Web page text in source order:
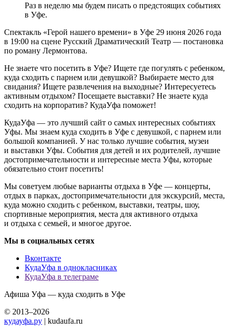
Раз в неделю мы будем писать о предстоящих событиях
в Уфе.
Спектакль «Герой нашего времени» в Уфе 29 июня 2026 года
в 19:00 на сцене Русский Драматический Театр — постановка
по роману Лермонтова.
Не знаете что посетить в Уфе? Ищете где погулять с ребенком,
куда сходить с парнем или девушкой? Выбираете место для
свидания? Ищете развлечения на выходные? Интересуетесь
активным отдыхом? Посещаете выставки? Не знаете куда
сходить на корпоратив? КудаУфа поможет!
КудаУфа — это лучший сайт о самых интересных событиях
Уфы. Мы знаем куда сходить в Уфе с девушкой, с парнем или
большой компанией. У нас только лучшие события, музеи
и выставки Уфы. События для детей и их родителей, лучшие
достопримечательности и интересные места Уфы, которые
обязательно стоит посетить!
Мы советуем любые варианты отдыха в Уфе — концерты,
отдых в парках, достопримечательности для экскурсий, места,
куда можно сходить с ребенком, выставки, театры, шоу,
спортивные мероприятия, места для активного отдыха
и отдыха с семьей, и многое другое.
Мы в социальных сетях
Вконтакте
КудаУфа в однокласниках
КудаУфа в телеграме
Афиша Уфа — куда сходить в Уфе
© 2013–2026
кудауфа.ру | kudaufa.ru